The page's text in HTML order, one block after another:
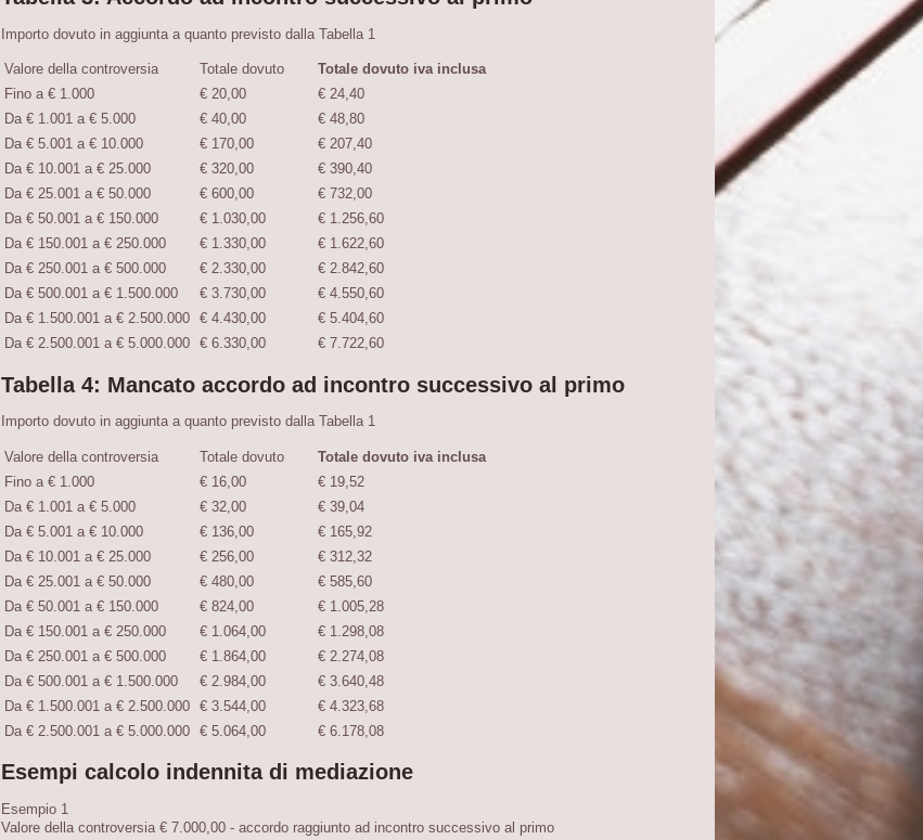
Importo dovuto in aggiunta a quanto previsto dalla Tabella 1
Valore della controversia Totale dovuto
Totale dovuto iva inclusa
Fino a € 1.000
€ 20,00
€ 24,40
Da € 1.001 a € 5.000
€ 40,00
€ 48,80
Da € 5.001 a € 10.000
€ 170,00
€ 207,40
Da € 10.001 a € 25.000
€ 320,00
€ 390,40
Da € 25.001 a € 50.000
€ 600,00
€ 732,00
Da € 50.001 a € 150.000
€ 1.030,00
€ 1.256,60
Da € 150.001 a € 250.000
€ 1.330,00
€ 1.622,60
Da € 250.001 a € 500.000
€ 2.330,00
€ 2.842,60
Da € 500.001 a € 1.500.000
€ 3.730,00
€ 4.550,60
Da € 1.500.001 a € 2.500.000
€ 4.430,00
€ 5.404,60
Da € 2.500.001 a € 5.000.000
€ 6.330,00 € 7.722,60
Tabella 4: Mancato accordo ad incontro successivo al primo
Importo dovuto in aggiunta a quanto previsto dalla Tabella 1
Valore della controversia Totale dovuto
Totale dovuto iva inclusa
Fino a € 1.000
€ 16,00
€ 19,52
Da € 1.001 a € 5.000
€ 32,00
€ 39,04
Da € 5.001 a € 10.000
€ 136,00
€ 165,92
Da € 10.001 a € 25.000
€ 256,00
€ 312,32
Da € 25.001 a € 50.000
€ 480,00
€ 585,60
Da € 50.001 a € 150.000
€ 824,00
€ 1.005,28
Da € 150.001 a € 250.000
€ 1.064,00
€ 1.298,08
Da € 250.001 a € 500.000
€ 1.864,00
€ 2.274,08
Da € 500.001 a € 1.500.000
€ 2.984,00
€ 3.640,48
Da € 1.500.001 a € 2.500.000
€ 3.544,00
€ 4.323,68
Da € 2.500.001 a € 5.000.000
€ 5.064,00 € 6.178,08
Esempi calcolo indennita di mediazione
Esempio 1
Valore della controversia € 7.000,00 - accordo raggiunto ad incontro successivo al primo